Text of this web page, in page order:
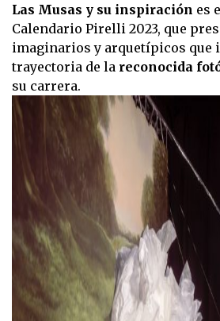
Las Musas y su inspiración es
Calendario Pirelli 2023, que
imaginarios y arquetípicos que
trayectoria de la reconocida
su carrera.